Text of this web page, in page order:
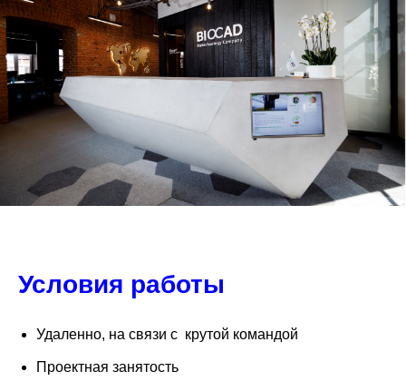
Условия работы
Удаленно, на связи с крутой командой
Проектная занятость